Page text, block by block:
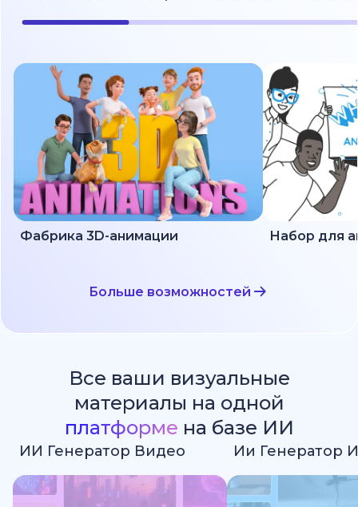
Фабрика 3D-анимации
Больше возможностей
Все ваши визуальные
материалы на одной
платформе на базе ИИ
ИИ Генератор Видео